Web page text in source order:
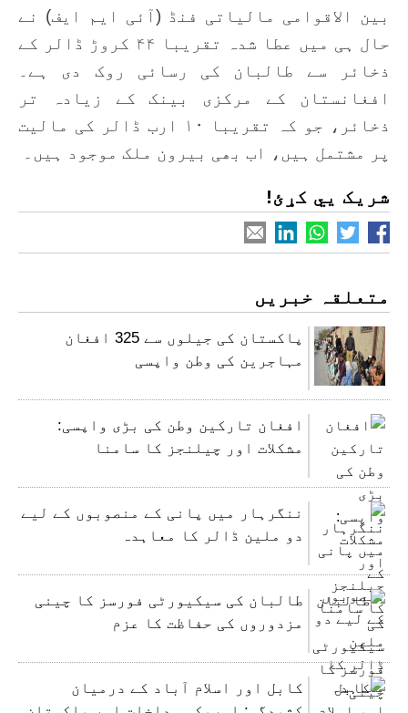
بین الاقوامی مالیاتی فنڈ (آئی ایم ایف) نے
حال ہی میں عطا شدہ تقریبا ۴۴ کروڑ ڈالر کے
ذخائر سے طالبان کی رسائی روک دی ہے۔
افغانستان کے مرکزی بینک کے زیادہ تر
ذخائر، جو کہ تقریبا ۱۰ ارب ڈالر کی مالیت
پر مشتمل ہیں، اب بھی بیرون ملک موجود ہیں۔
شریک یي کړئ!
متعلقہ خبریں
پاکستان کی جیلوں سے 325 افغان
مہاجرین کی وطن واپسی
افغان تارکین وطن کی بڑی واپسی:
مشکلات اور چیلنجز کا سامنا
ننگرہار میں پانی کے منصوبوں کے لیے
دو ملین ڈالر کا معاہدہ
طالبان کی سیکیورٹی فورسز کا چینی
مزدوروں کی حفاظت کا عزم
کابل اور اسلام آباد کے درمیان